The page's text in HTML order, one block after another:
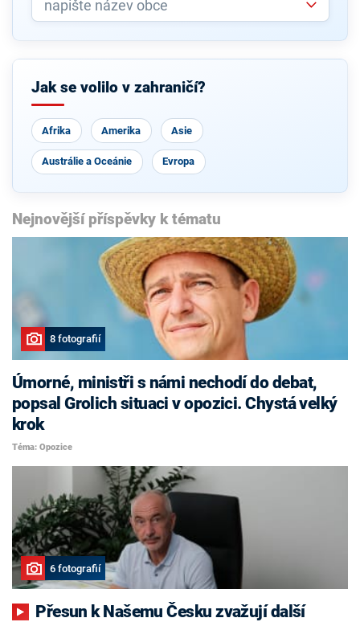
Jak se volilo v zahraničí?
Afrika Amerika Asie
Austrálie a Oceánie Evropa
Nejnovější příspěvky k tématu
8 fotografií
Úmorné, ministři s námi nechodí do debat,
popsal Grolich situaci v opozici. Chystá velký
krok
Téma: Opozice
6 fotografií